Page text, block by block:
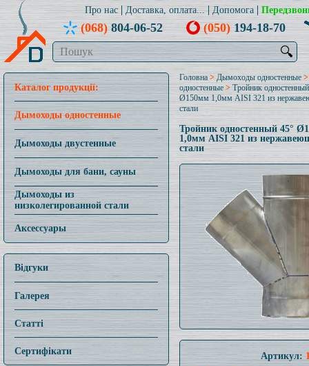
Про нас Доставка, оплата... Допомога
(068)804-06-52 (050)194-18-70
🔍
Каталог продукції:
Дымоходы одностенные
Дымоходы двустенные
Дымоходы для бани, сауны
Дымоходы из
низколегированной стали
Аксессуары
Відгуки
Галерея
Статті
Сертифікати
Головна > Дымоходы одностенные
одностенные >Тройник
Ø150мм 1,0мм AISI 321 из
стали
Тройник одностенный 45°
1,0мм AISI 321 из
стали
Артикул: